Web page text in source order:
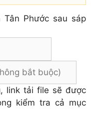
Phước sau sáp
link tải file sẽ được
kiểm tra cả mục